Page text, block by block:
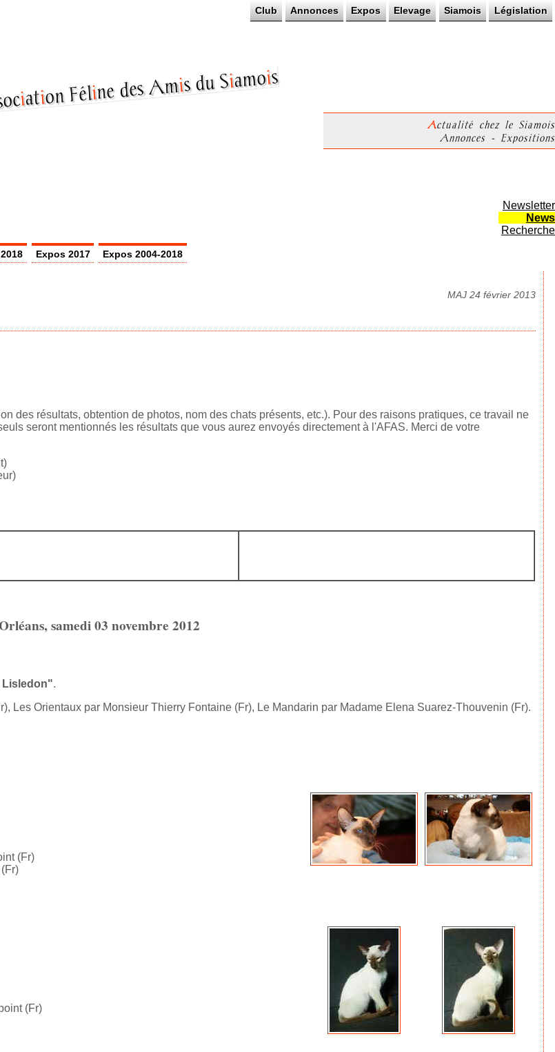
Club Annonces Expos Elevage Siamois Législation
iation Féline des Amis du Siamois
Actualité chez le Siamois
Annonces - Expositions
Newsletter
News
Recherche
Expos 2017 Expos 2004-2018
MAJ 24 février 2013
des résultats, obtention de photos, nom des chats présents, etc.). Pour des raisons pratiques, ce travail ne
seront mentionnés les résultats que vous aurez envoyés directement à l'AFAS. Merci de votre
samedi 03 novembre 2012
Lisledon".
Les Orientaux par Monsieur Thierry Fontaine (Fr), Le Mandarin par Madame Elena Suarez-Thouvenin (Fr).
(Fr)
(Fr)